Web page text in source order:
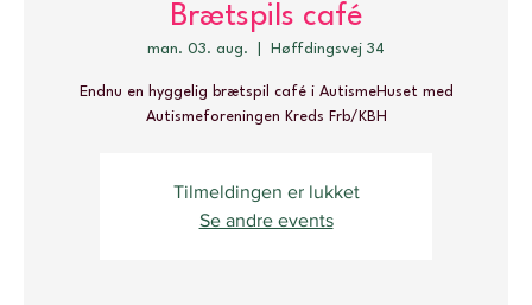
Brætspils café
man. 03. aug. Høffdingsvej 34
Endnu en hyggelig brætspil café i AutismeHuset med
Autismeforeningen Kreds Frb/KBH
Tilmeldingen er lukket
Se andre events